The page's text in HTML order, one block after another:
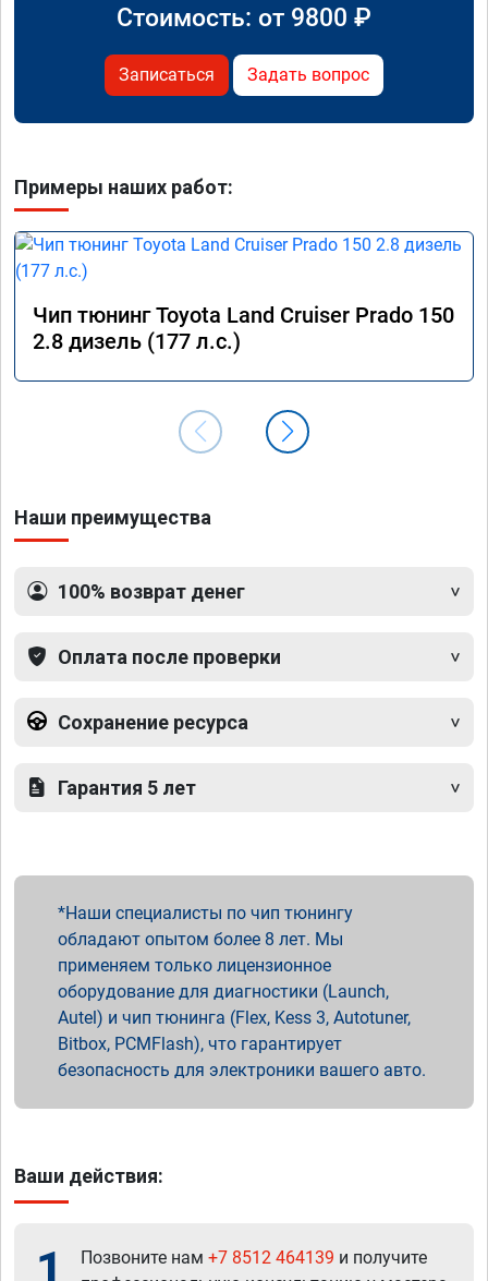
Стоимость: от 9800 ₽
Записаться Задать вопрос
Примеры наших работ:
Чип тюнинг Toyota Land Cruiser Prado 150
2.8 дизель (177 л.с.)
Наши преимущества
100% возврат денег
Оплата после проверки
Сохранение ресурса
Гарантия 5 лет
Наши специалисты по чип тюнингу
обладают опытом более 8 лет. Мы
применяем только лицензионное
оборудование для диагностики (Launch,
Autel) и чип тюнинга (Flex, Kess 3, Autotuner,
Bitbox, PCMFlash), что гарантирует
безопасность для электроники вашего авто.
Ваши действия:
1 Позвоните нам +7 8512 464139 и получите